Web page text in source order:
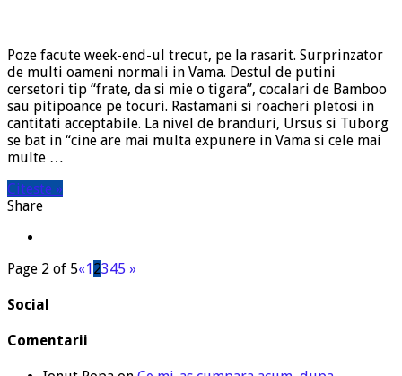
Poze facute week-end-ul trecut, pe la rasarit. Surprinzator
de multi oameni normali in Vama. Destul de putini
cersetori tip “frate, da si mie o tigara”, cocalari de Bamboo
sau pitipoance pe tocuri. Rastamani si roacheri pletosi in
cantitati acceptabile. La nivel de branduri, Ursus si Tuborg
se bat in “cine are mai multa expunere in Vama si cele mai
multe …
Citeste »
Share
Page 2 of 5«12345 »
Social
Comentarii